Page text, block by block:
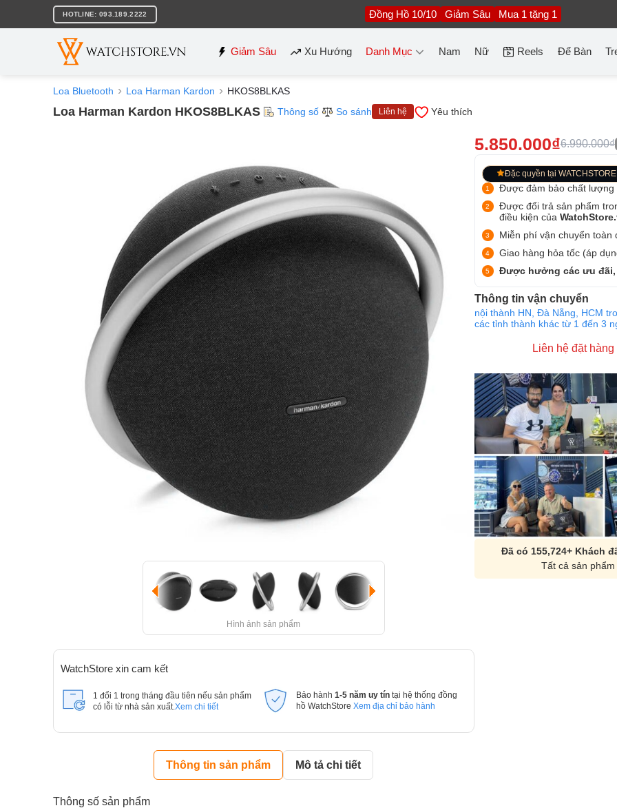
nội
HOTLINE: 093.189.2222 Đồng Hồ 10/10 Giảm Sâu Mua 1 tặng 1
Giảm Sâu Xu Hướng Danh Mục Nam Nữ Reels Để Bàn
Loa Bluetooth Loa Harman Kardon HKOS8BLKAS
Loa Harman Kardon HKOS8BLKAS Thông số So sánh Liên hệ Yêu thích
Hình ảnh sản phẩm
WatchStore xin cam kết
1 đổi 1 trong tháng đầu tiên nếu sản phẩm
có lỗi từ nhà sản xuất. Xem chi tiết
Bảo hành 1-5 năm uy tín tại hệ thống đồng
hồ WatchStore Xem địa chỉ bảo hành
Thông tin sản phẩm Mô tả chi tiết
Thông số sản phẩm
5.850.000₫6.990.000₫
Đặc quyền tại WATCHSTORE
Được đảm bảo chất lượng
Được đổi trả sản phẩm
điều kiện của
Miễn phí vận chuyển toàn
Giao hàng hỏa tốc (áp
Được hưởng các ưu đãi,
Thông tin vận chuyển
nội thành HN, Đà Nẵng, HCM
các tỉnh thành khác từ 1 đến 3
Liên hệ đặt hàng
Đã có 155,724+ Khách
Tất cả sản